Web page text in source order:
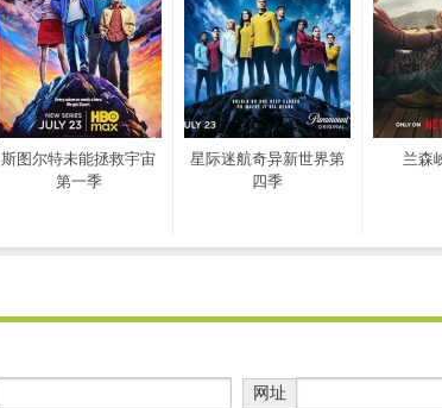
斯图尔特未能拯救宇宙
第一季
星际迷航奇异新世界第
四季
兰森
网址